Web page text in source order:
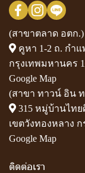
(สาขาตลาด อตก.)
คูหา 1-2 ถ. กำ
กรุงเทพมหานคร
Google Map
(สาขา ทาวน์ อิน
315 หมู่บ้านไท
เขตวังทองหลาง
Google Map
ติดต่อเรา